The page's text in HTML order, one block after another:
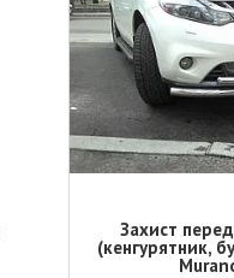
Захист
(кенгурятник,